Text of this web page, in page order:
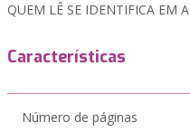
QUEM LÊ SE IDENTIFICA EM
Características
Número de páginas